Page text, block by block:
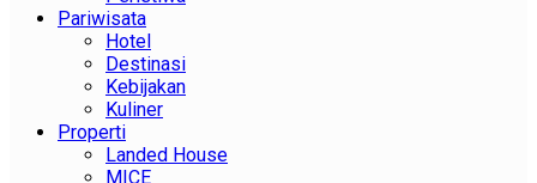
Pariwisata
Hotel
Destinasi
Kebijakan
Kuliner
Properti
Landed House
MICE